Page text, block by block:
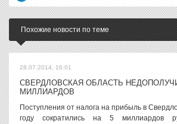
Похожие новости по теме
28.07.2014, 16:01
СВЕРДЛОВСКАЯ ОБЛАСТЬ
МИЛЛИАРДОВ
Поступления от налога на прибыль в
году сократились на 5 миллиардов